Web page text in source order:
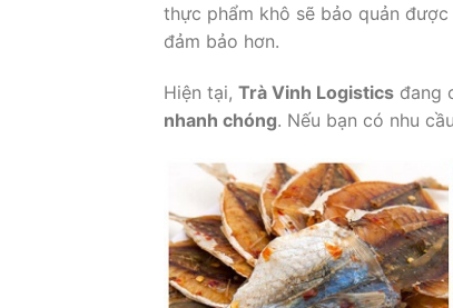
thực phẩm khô sẽ bảo quản
đảm bảo hơn.
Hiện tại, Trà Vinh Logistics đang
nhanh chóng. Nếu bạn có nhu